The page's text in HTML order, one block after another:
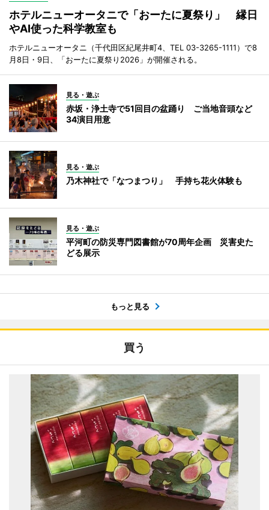
ホテルニューオータニで「おーたに夏祭り」 縁日
やAI使った科学教室も
ホテルニューオータニ（千代田区紀尾井町4、TEL 03-3265-1111）で8
月8日・9日、「おーたに夏祭り2026」が開催される。
見る・遊ぶ
赤坂・浄土寺で51回目の盆踊り ご当地音頭など
34演目用意
見る・遊ぶ
乃木神社で「なつまつり」 手持ち花火体験も
見る・遊ぶ
平河町の防災専門図書館が70周年企画 災害史た
どる展示
もっと見る
買う